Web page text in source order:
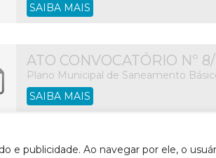
publicidade. Ao navegar por ele, o
SAIBA MAIS
ATO CONVOCATÓRIO Nº
Plano Municipal de Saneamento
SAIBA MAIS
ATO CONVOCATÓRIO